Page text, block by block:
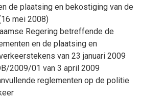
de plaatsing en bekostiging van de
mei 2008)
Regering betreffende de
en de plaatsing en
van 23 januari 2009
2009/01 van 3 april 2009
reglementen op de politie